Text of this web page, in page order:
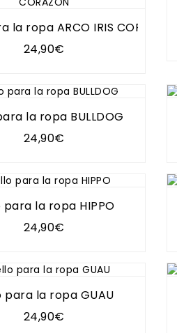
la ropa ARCO IRIS CORAZON
24,90€
la ropa BULLDOG
24,90€
para la ropa HIPPO
24,90€
para la ropa GUAU
24,90€